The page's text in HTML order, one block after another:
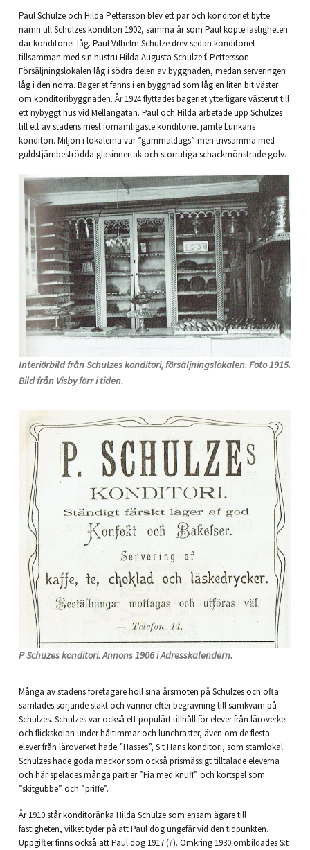
Paul Schulze och Hilda Pettersson blev ett par och konditoriet bytte
namn till Schulzes konditori 1902, samma år som Paul köpte fastigheten
där konditoriet låg. Paul Vilhelm Schulze drev sedan konditoriet
tillsamman med sin hustru Hilda Augusta Schulze f. Pettersson.
Försäljningslokalen låg i södra delen av byggnaden, medan serveringen
låg i den norra. Bageriet fanns i en byggnad som låg en liten bit väster
om konditoribyggnaden. År 1924 flyttades bageriet ytterligare västerut till
ett nybyggt hus vid Mellangatan. Paul och Hilda arbetade upp Schulzes
till ett av stadens mest förnämligaste konditoriet jämte Lunkans
konditori. Miljön i lokalerna var ”gammaldags” men trivsamma med
guldstjärnbeströdda glasinnertak och storrutiga schackmönstrade golv.
Interiörbild från Schulzes konditori, försäljningslokalen. Foto 1915.
Bild från Visby förr i tiden.
P Schuzes konditori. Annons 1906 i Adresskalendern.
Många av stadens företagare höll sina årsmöten på Schulzes och ofta
samlades sörjande släkt och vänner efter begravning till samkväm på
Schulzes. Schulzes var också ett populärt tillhåll för elever från läroverket
och flickskolan under håltimmar och lunchraster, även om de flesta
elever från läroverket hade ”Hasses”, S:t Hans konditori, som stamlokal.
Schulzes hade goda mackor som också prismässigt tilltalade eleverna
och här spelades många partier ”Fia med knuff” och kortspel som
”skitgubbe” och ”priffe”.
År 1910 står konditoränka Hilda Schulze som ensam ägare till
fastigheten, vilket tyder på att Paul dog ungefär vid den tidpunkten.
Uppgifter finns också att Paul dog 1917 (?). Omkring 1930 ombildades S:t